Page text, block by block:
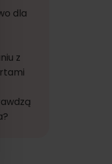
dla
z